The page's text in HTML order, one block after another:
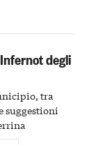
degli
tra
suggestioni